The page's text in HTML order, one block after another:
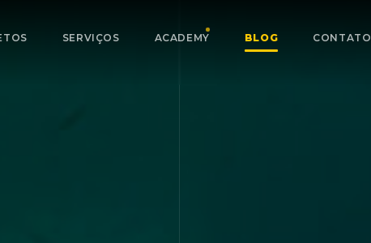
SERVIÇOS ACADEMY BLOG CONTATO